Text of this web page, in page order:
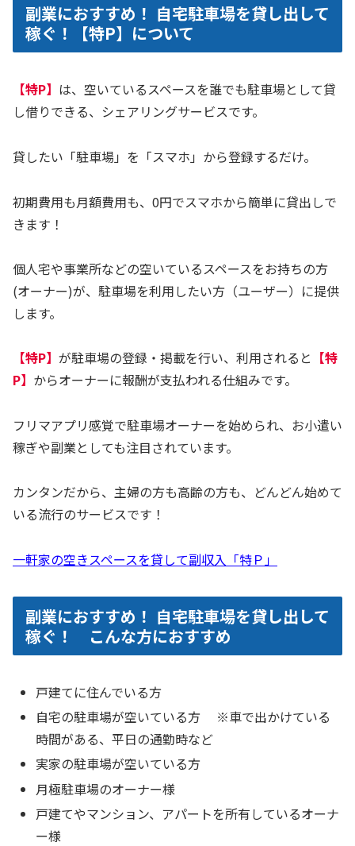
副業におすすめ！ 自宅駐車場を貸し出して
稼ぐ！【特P】について
【特P】 は、空いているスペースを誰でも駐車場として貸
し借りできる、シェアリングサービスです。
貸したい「駐車場」を「スマホ」から登録するだけ。
初期費用も月額費用も、0円でスマホから簡単に貸出しで
きます！
個人宅や事業所などの空いているスペースをお持ちの方
(オーナー)が、駐車場を利用したい方（ユーザー）に提供
します。
【特P】 が駐車場の登録・掲載を行い、利用されると 【特
P】 からオーナーに報酬が支払われる仕組みです。
フリマアプリ感覚で駐車場オーナーを始められ、お小遣い
稼ぎや副業としても注目されています。
カンタンだから、主婦の方も高齢の方も、どんどん始めて
いる流行のサービスです！
一軒家の空きスペースを貸して副収入「特Ｐ」
副業におすすめ！ 自宅駐車場を貸し出して
稼ぐ！ こんな方におすすめ
戸建てに住んでいる方
自宅の駐車場が空いている方 ※車で出かけている
時間がある、平日の通勤時など
実家の駐車場が空いている方
月極駐車場のオーナー様
戸建てやマンション、アパートを所有しているオーナ
ー様